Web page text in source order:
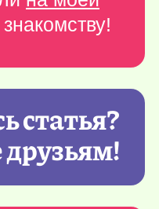
статья?